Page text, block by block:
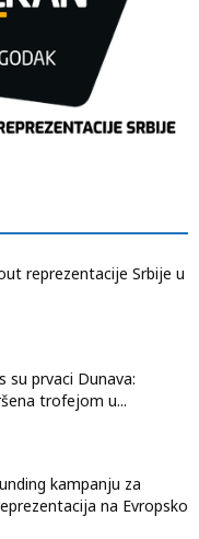
reprezentacije Srbije u
su prvaci Dunava:
trofejom u...
kampanju za
na Evropsko